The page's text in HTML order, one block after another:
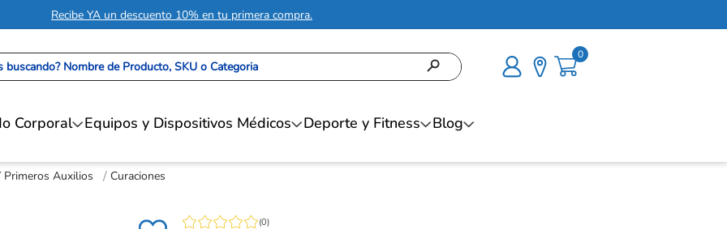
Recibe YA un descuento 10% en tu primera compra.
Nombre de Producto, SKU o Categoria 0
Corporal Equipos y Dispositivos Médicos Deporte y Fitness Blog
Primeros Auxilios Curaciones
(0)